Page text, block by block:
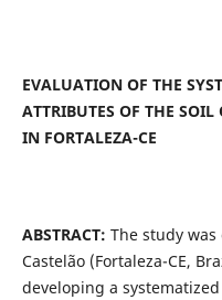
EVALUATION OF THE
ATTRIBUTES OF THE SOIL
IN FORTALEZA-CE
ABSTRACT: The study
Castelão (Fortaleza-CE,
developing a